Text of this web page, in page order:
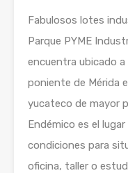
Fabulosos lotes
Parque PYME
encuentra ubicado
poniente de Mérida
yucateco de mayor
Endémico es el
condiciones para
oficina, taller o